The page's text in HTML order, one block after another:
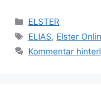
Kategorien
ELSTER
Schlagwörter
ELIAS, Elster
Kommentar